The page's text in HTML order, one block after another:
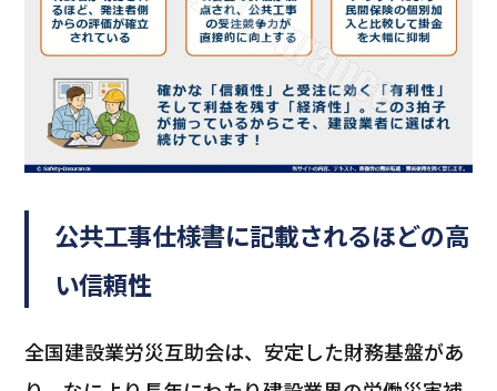
公共工事仕様書に記載されるほどの高
い信頼性
全国建設業労災互助会は、安定した財務基盤があ